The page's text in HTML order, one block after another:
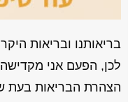
בריאותנו ובריאות
לכן, הפעם אני
הצהרת הבריאות בעת